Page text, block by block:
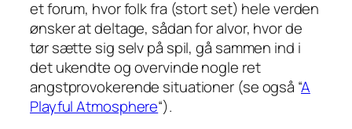
et forum, hvor folk fra (stort set) hele verden
ønsker at deltage, sådan for alvor, hvor de
tør sætte sig selv på spil, gå sammen ind i
det ukendte og overvinde nogle ret
angstprovokerende situationer (se også “A
Playful Atmosphere“).